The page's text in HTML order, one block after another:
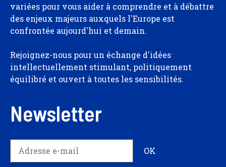
variées pour vous aider à comprendre et à débattre
des enjeux majeurs auxquels l'Europe est
confrontée aujourd'hui et demain.
Rejoignez-nous pour un échange d'idées
intellectuellement stimulant, politiquement
équilibré et ouvert à toutes les sensibilités.
Newsletter